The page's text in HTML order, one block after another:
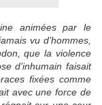
animées par le
vu d’hommes,
que la violence
d’inhumain faisait
fixées comme
avec une force de